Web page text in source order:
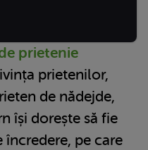
prietenie
prietenilor,
de nădejde,
își dorește să fie
pe care